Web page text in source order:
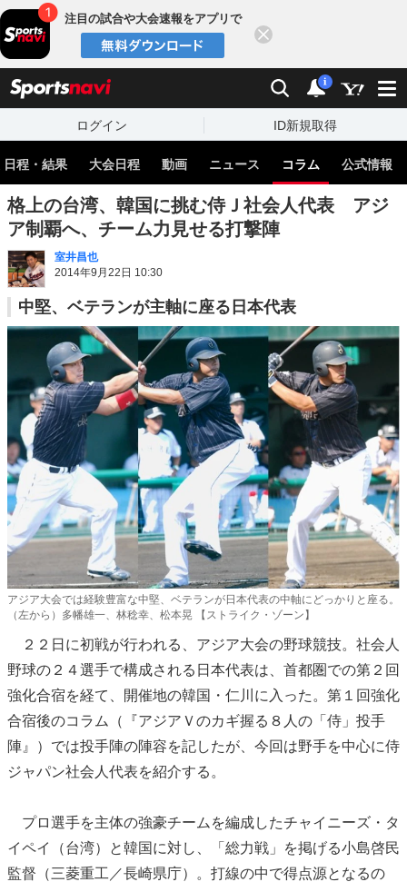
注目の試合や大会速報をアプリで
検索 通知
i
ログイン ID新規取得
日程・結果 大会日程 動画 ニュース コラム 公式情報
格上の台湾、韓国に挑む侍Ｊ社会人代表 アジ
ア制覇へ、チーム力見せる打撃陣
室井昌也
2014年9月22日 10:30
中堅、ベテランが主軸に座る日本代表
アジア大会では経験豊富な中堅、ベテランが日本代表の中軸にどっかりと座る。
（左から）多幡雄一、林稔幸、松本晃 【ストライク・ゾーン】
２２日に初戦が行われる、アジア大会の野球競技。社会人
野球の２４選手で構成される日本代表は、首都圏での第２回
強化合宿を経て、開催地の韓国・仁川に入った。第１回強化
合宿後のコラム（『アジアＶのカギ握る８人の「侍」投手
陣』）では投手陣の陣容を記したが、今回は野手を中心に侍
ジャパン社会人代表を紹介する。
プロ選手を主体の強豪チームを編成したチャイニーズ・タ
イペイ（台湾）と韓国に対し、「総力戦」を掲げる小島啓民
監督（三菱重工／長崎県庁）。打線の中で得点源となるの